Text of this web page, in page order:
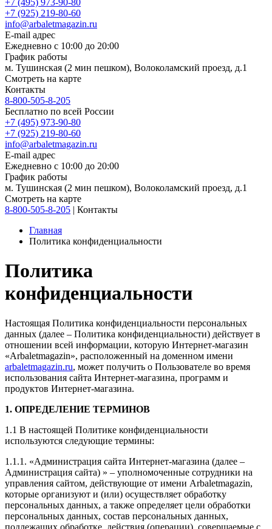
+7 (495) 973-90-80
+7 (925) 219-80-60
info@arbaletmagazin.ru
E-mail адрес
Ежедневно с 10:00 до 20:00
График работы
м. Тушинская (2 мин пешком), Волоколамский проезд, д.1
Смотреть на карте
Контакты
8-800-505-8-205
Бесплатно по всей России
+7 (495) 973-90-80
+7 (925) 219-80-60
info@arbaletmagazin.ru
E-mail адрес
Ежедневно с 10:00 до 20:00
График работы
м. Тушинская (2 мин пешком), Волоколамский проезд, д.1
Смотреть на карте
8-800-505-8-205 | Контакты
Главная
Политика конфиденциальности
Политика
конфиденциальности
Настоящая Политика конфиденциальности персональных
данных (далее – Политика конфиденциальности) действует в
отношении всей информации, которую Интернет-магазин
«Arbaletmagazin», расположенный на доменном имени
arbaletmagazin.ru, может получить о Пользователе во время
использования сайта Интернет-магазина, программ и
продуктов Интернет-магазина.
1. ОПРЕДЕЛЕНИЕ ТЕРМИНОВ
1.1 В настоящей Политике конфиденциальности
используются следующие термины:
1.1.1. «Администрация сайта Интернет-магазина (далее –
Администрация сайта) » – уполномоченные сотрудники на
управления сайтом, действующие от имени Arbaletmagazin,
которые организуют и (или) осуществляет обработку
персональных данных, а также определяет цели обработки
персональных данных, состав персональных данных,
подлежащих обработке, действия (операции), совершаемые с